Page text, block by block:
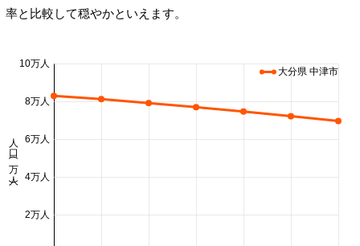
率と比較して穏やかといえます。
2万人
4万人
6万人
8万人
10万人
人口 (万人)
大分県 中津市